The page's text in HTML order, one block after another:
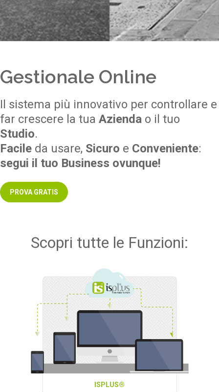
Gestionale Online
Il sistema più innovativo per controllare e
far crescere la tua Azienda o il tuo
Studio.
Facile da usare, Sicuro e Conveniente:
segui il tuo Business ovunque!
PROVA GRATIS
Scopri tutte le Funzioni:
ISPLUS®